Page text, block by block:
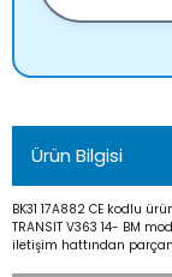
Ürün Bilgisi
BK31 17A882 CE kodlu
TRANSIT V363 14- BM
iletişim hattından